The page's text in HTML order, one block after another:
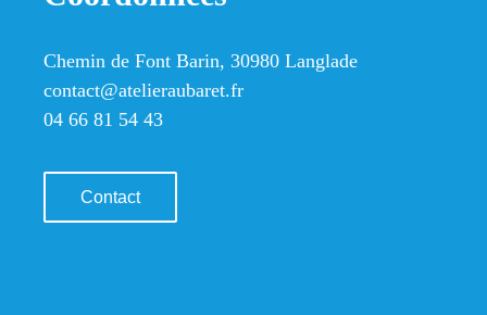
Chemin de Font Barin, 30980 Langlade
contact@atelieraubaret.fr
04 66 81 54 43
Contact